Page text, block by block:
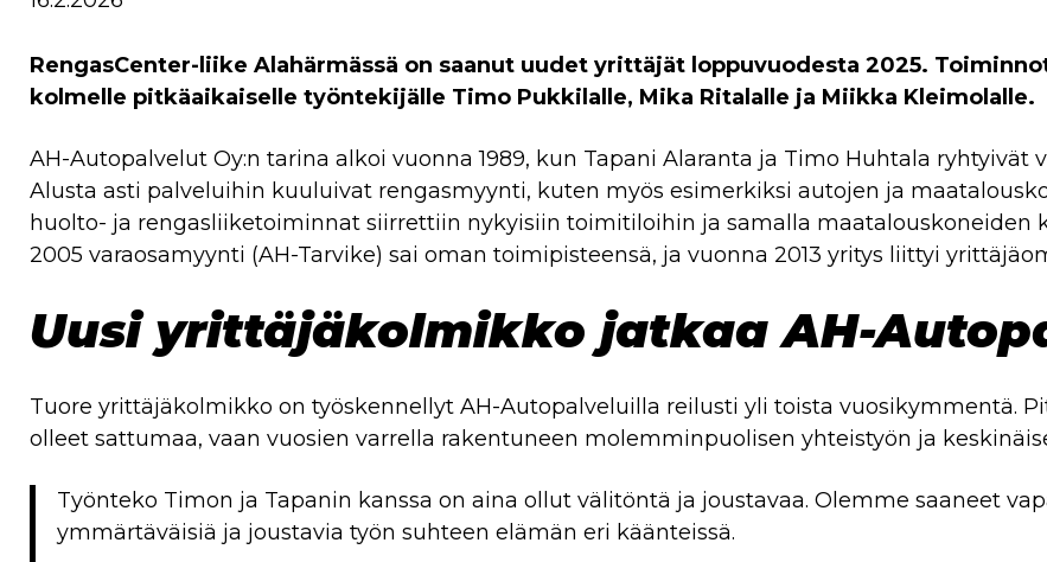
RengasCenter-liike Alahärmässä on saanut uudet yrittäjät loppuvuodesta 2025.
kolmelle pitkäaikaiselle työntekijälle Timo Pukkilalle, Mika Ritalalle ja Miikka Kleimolalle.
AH-Autopalvelut Oy:n tarina alkoi vuonna 1989, kun Tapani Alaranta ja Timo Huhtala ryhtyivät
Alusta asti palveluihin kuuluivat rengasmyynti, kuten myös esimerkiksi autojen ja
huolto- ja rengasliiketoiminnat siirrettiin nykyisiin toimitiloihin ja samalla maatalouskoneiden
2005 varaosamyynti (AH-Tarvike) sai oman toimipisteensä, ja vuonna 2013 yritys liittyi
Uusi yrittäjäkolmikko jatkaa AH-
Tuore yrittäjäkolmikko on työskennellyt AH-Autopalveluilla reilusti yli toista vuosikymmentä.
olleet sattumaa, vaan vuosien varrella rakentuneen molemminpuolisen yhteistyön ja
Työnteko Timon ja Tapanin kanssa on aina ollut välitöntä ja joustavaa. Olemme saaneet
ymmärtäväisiä ja joustavia työn suhteen elämän eri käänteissä.